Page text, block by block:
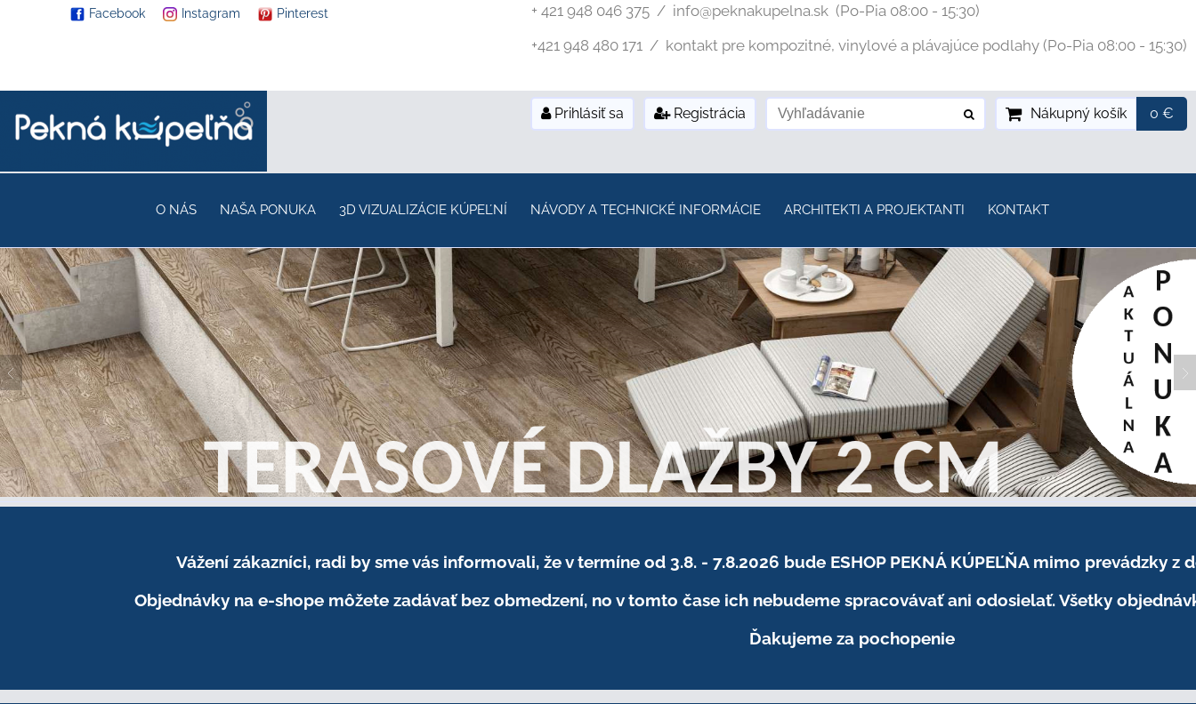
Facebook Instagram Pinterest + 421 948 046 375 / info@peknakupelna.sk (Po-Pia 08:00 - 15:30)
+421 948 480 171 / kontakt pre kompozitné, vinylové a plávajúce podlahy (Po-Pia 08:00 - 15:30)
Prihlásiť sa Registrácia Nákupný košík 0 €
O NÁS NAŠA PONUKA 3D VIZUALIZÁCIE KÚPEĽNÍ NÁVODY A TECHNICKÉ INFORMÁCIE ARCHITEKTI A PROJEKTANTI KONTAKT
Vážení zákazníci, radi by sme vás informovali, že v termíne od 3.8. - 7.8.2026 bude ESHOP PEKNÁ KÚPEĽŇA mimo prevádzky z
Objednávky na e-shope môžete zadávať bez obmedzení, no v tomto čase ich nebudeme spracovávať ani odosielať. Všetky
Ďakujeme za pochopenie